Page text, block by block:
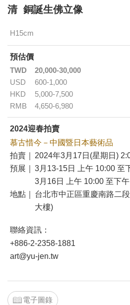
清 銅誕生佛立像
H15cm
預估價
TWD
20,000-30,000
USD
600-1,000
HKD
5,000-7,500
RMB
4,650-6,980
2024迎春拍賣
慕古惜今－中國暨日本藝術品
拍賣｜
2024年3月17日(星期日)
預展｜
3月13-15日 上午 10:00 至
3月16日 上午 10:00 至下
地點｜
台北市中正區重慶南路二
大樓)
聯絡資訊：
+886-2-2358-1881
art@yu-jen.tw
電子圖錄